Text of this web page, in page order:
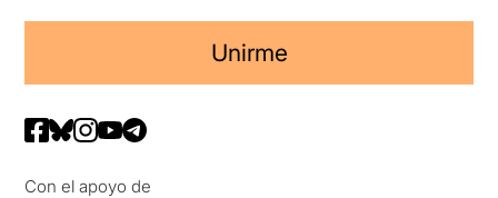
Unirme
Con el apoyo de